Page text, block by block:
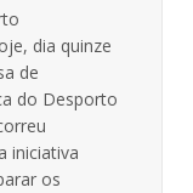
dia quinze
de
do Desporto
iniciativa
os